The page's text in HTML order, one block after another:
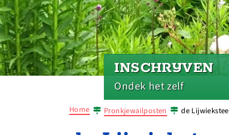
INSCHRIJVEN
Ondek het zelf
Home Pronkjewailposten de Lijwiekstee